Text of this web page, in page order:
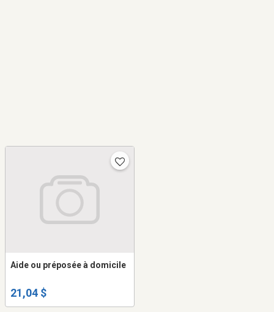
Aide ou préposée à domicile
21,04 $